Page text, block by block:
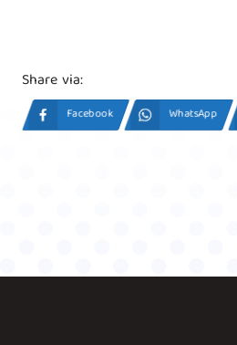
Share via:
Facebook WhatsApp